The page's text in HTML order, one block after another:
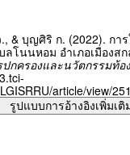
& บุญศิริ ก. (2022). กา
ลโนนหอม อำเภอเมืองส
กครองและนวัตกรรมท้อ
article/view/
รูปแบบการอ้างอิงเพิ่มเติ